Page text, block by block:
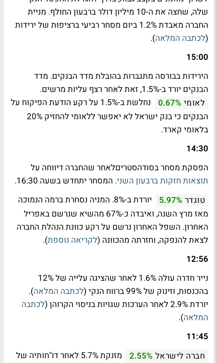
שלה, שחצה את ה-10 מיליון דולר ברבעון החולף. מניית
החברה מאבדת 1.2% ביום מסחר רביעי ברציפות של ירידות
(לכתבה המלאה).
15:00
הירידות בבורסה מתגברות בהובלת מדד הבנקים. מדד
הבנקים יורד ב-1.5%, זאת לאחר רצף עליות מרשים.
לאומי 0.67%
נחלשת ב-1.5% על רקע הודעת הפיקוח על
הבנקים כי בנק ישראל לא יאפשר ללאומי להחזיק 20%
בלאומי קארד.
14:30
הפסקת מסחר בסודהסטריםלאחר שהחברה דיווחה על
תוצאות חזקות ברבעון השני. המסחר יתחדש בשעה 16:30.
טוגדר 5.97%
יורדת ב-8%. המניה נסחרת ברמה הנמוכה
מאז מרץ השנה, ואיבדה כ-67% מהשיא שנרשם באפריל
האחרון. השפל האחרון נרשם על רקע כוונת הנהלת החברה
לצאת להנפקה, וחזרתה מהכוונה (לקריאה נוספת).
12:56
נייר חדרה עולה 1.6% לאחר שהציגה עלייה של 12%
בהכנסות, וזינוק של 99% ברווח הנקי (
לכתבה המלאה).
יורדת 2.9% לאחר הערכות שגויות בניסוי הקרוהן (
לכתבה
המלאה).
11:45
חברה לישראל 2.55%
מזנקת 5.7% לאחר דו"חותיה של